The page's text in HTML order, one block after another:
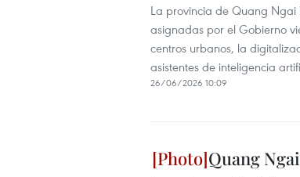
La provincia de Quang Ngai
asignadas por el Gobierno
centros urbanos, la
asistentes de inteligencia
26/06/2026 10:09
Quang